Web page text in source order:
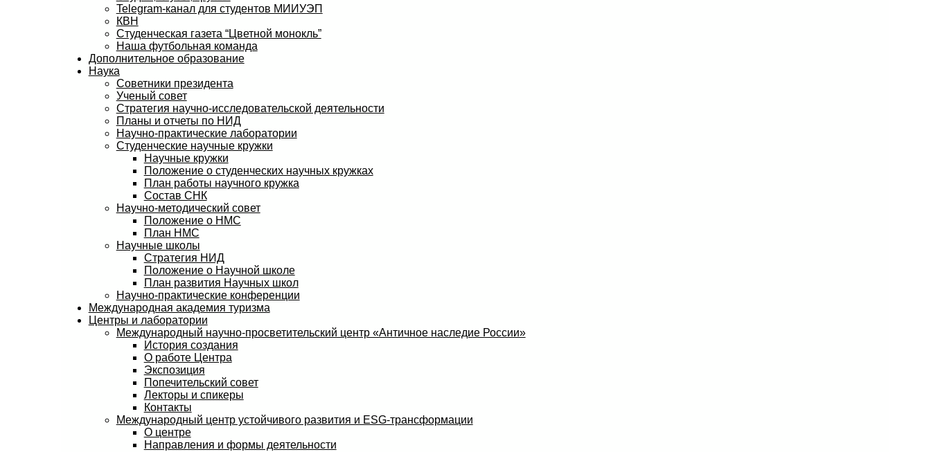
Telegram-канал для студентов МИИУЭП
КВН
Студенческая газета “Цветной монокль”
Наша футбольная команда
Дополнительное образование
Наука
Советники президента
Ученый совет
Стратегия научно-исследовательской деятельности
Планы и отчеты по НИД
Научно-практические лаборатории
Студенческие научные кружки
Научные кружки
Положение о студенческих научных кружках
План работы научного кружка
Состав СНК
Научно-методический совет
Положение о НМС
План НМС
Научные школы
Стратегия НИД
Положение о Научной школе
План развития Научных школ
Научно-практические конференции
Международная академия туризма
Центры и лаборатории
Международный научно-просветительский центр «Античное наследие России»
История создания
О работе Центра
Экспозиция
Попечительский совет
Лекторы и спикеры
Контакты
Международный центр устойчивого развития и ESG-трансформации
О центре
Направления и формы деятельности